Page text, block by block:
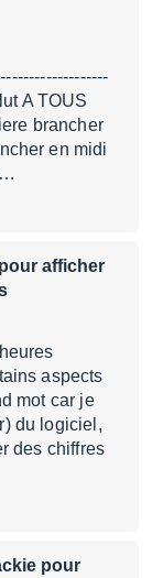
A TOUS
brancher
en midi
afficher
aspects
mot car je
du logiciel,
des chiffres
pour